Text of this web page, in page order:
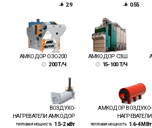
2.9
0.55
АМКОДОР ОЗС-200
200 Т/Ч
АМКОДОР СЗШ
15-100 Т/Ч
ВОЗДУХО-
НАГРЕВАТЕЛИ АМКОДОР
тепловая мощность 1.5-2 кВт
АМКОДОР ВОЗДУХО-
НАГРЕВАТЕЛИ
тепловая мощность 1.6-4 МВт